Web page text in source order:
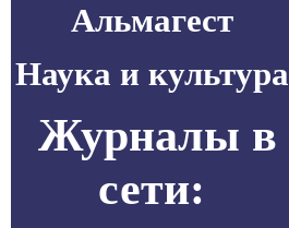
Альмагест
Наука и культура
Журналы в
сети: